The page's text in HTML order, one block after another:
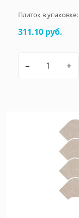
Плиток в упаковке:
311.10 руб.
– +